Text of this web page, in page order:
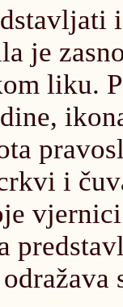
je
liku.
i